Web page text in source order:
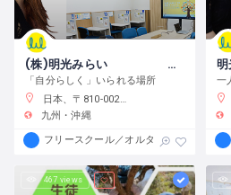
(株)明光みらい 明光フリースクール薬院本校
「自分らしく」いられる場所
日本、〒810-0022 福岡県福岡市中央区薬院１−１０−６ フォレスト薬院大通り
九州・沖縄
フリースクール／オルタナティブスクール
467 views